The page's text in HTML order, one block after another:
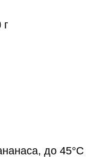
г
до 45°C